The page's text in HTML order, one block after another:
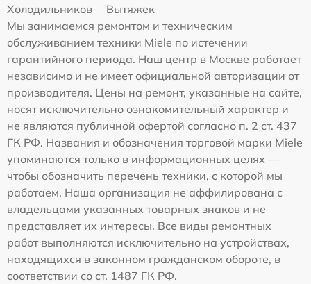
Холодильников
Вытяжек
Мы занимаемся ремонтом и техническим
обслуживанием техники Miele по истечении
гарантийного периода. Наш центр в Москве работает
независимо и не имеет официальной авторизации от
производителя. Цены на ремонт, указанные на сайте,
носят исключительно ознакомительный характер и
не являются публичной офертой согласно п. 2 ст. 437
ГК РФ. Названия и обозначения торговой марки Miele
упоминаются только в информационных целях —
чтобы обозначить перечень техники, с которой мы
работаем. Наша организация не аффилирована с
владельцами указанных товарных знаков и не
представляет их интересы. Все виды ремонтных
работ выполняются исключительно на устройствах,
находящихся в законном гражданском обороте, в
соответствии со ст. 1487 ГК РФ.